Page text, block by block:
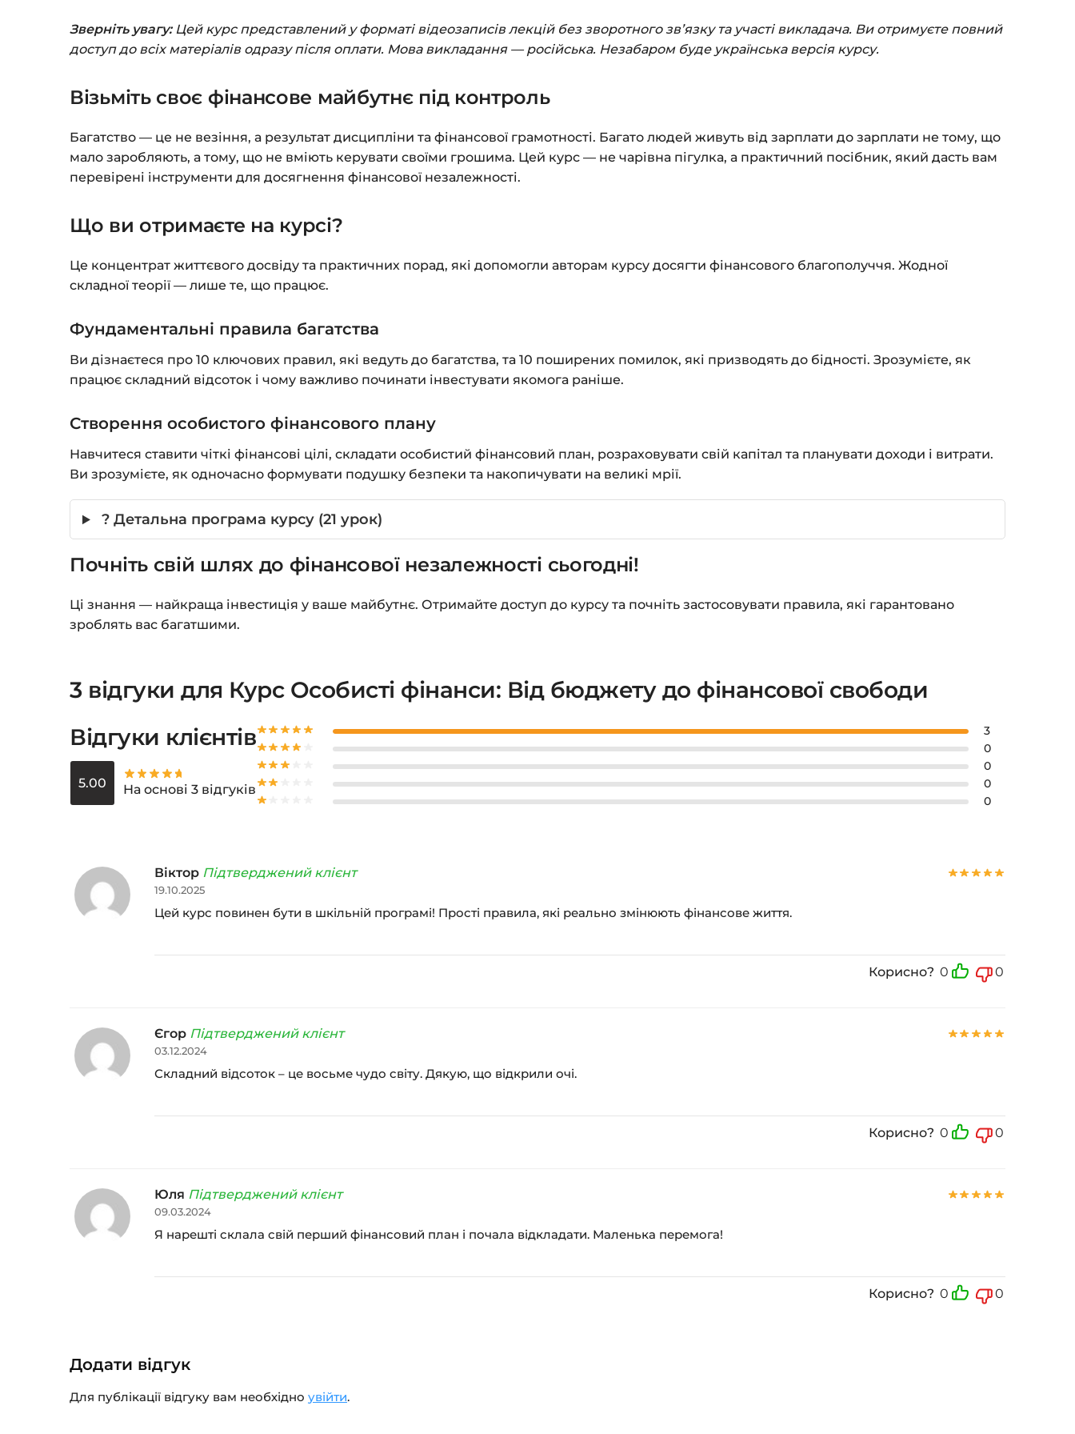
Оплатіть зручним способом (більше 8 способів оплати).
Додатково посилання на курс прийде вам на email.
Питання?Пишіть на info@siluette.com.uaабо в чат на сайті.
Зверніть увагу:Цей курс представлений у форматі відеозаписів лекцій без зворотного зв’язку та участі викладача. Ви отримуєте повний
доступ до всіх матеріалів одразу після оплати. Мова викладання — російська. Незабаром буде українська версія курсу.
Візьміть своє фінансове майбутнє під контроль
Багатство — це не везіння, а результат дисципліни та фінансової грамотності. Багато людей живуть від зарплати до зарплати не тому, що
мало заробляють, а тому, що не вміють керувати своїми грошима. Цей курс — не чарівна пігулка, а практичний посібник, який дасть вам
перевірені інструменти для досягнення фінансової незалежності.
Що ви отримаєте на курсі?
Це концентрат життєвого досвіду та практичних порад, які допомогли авторам курсу досягти фінансового благополуччя. Жодної
складної теорії — лише те, що працює.
Фундаментальні правила багатства
Ви дізнаєтеся про 10 ключових правил, які ведуть до багатства, та 10 поширених помилок, які призводять до бідності. Зрозумієте, як
працює складний відсоток і чому важливо починати інвестувати якомога раніше.
Створення особистого фінансового плану
Навчитеся ставити чіткі фінансові цілі, складати особистий фінансовий план, розраховувати свій капітал та планувати доходи і витрати.
Ви зрозумієте, як одночасно формувати подушку безпеки та накопичувати на великі мрії.
? Детальна програма курсу (21 урок)
Почніть свій шлях до фінансової незалежності сьогодні!
Ці знання — найкраща інвестиція у ваше майбутнє. Отримайте доступ до курсу та почніть застосовувати правила, які гарантовано
зроблять вас багатшими.
3 відгуки для Курс Особисті фінанси: Від бюджету до фінансової свободи
Відгуки клієнтів
5.00 На основі 3 відгуків
3
0
0
0
0
Віктор Підтверджений клієнт
19.10.2025
Цей курс повинен бути в шкільній програмі! Прості правила, які реально змінюють фінансове життя.
Корисно? 0 0
Єгор Підтверджений клієнт
03.12.2024
Складний відсоток – це восьме чудо світу. Дякую, що відкрили очі.
Корисно? 0 0
Юля Підтверджений клієнт
09.03.2024
Я нарешті склала свій перший фінансовий план і почала відкладати. Маленька перемога!
Корисно? 0 0
Додати відгук
Для публікації відгуку вам необхідноувійти.